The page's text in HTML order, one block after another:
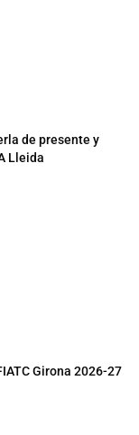
de presente y
Lleida
Girona 2026-27